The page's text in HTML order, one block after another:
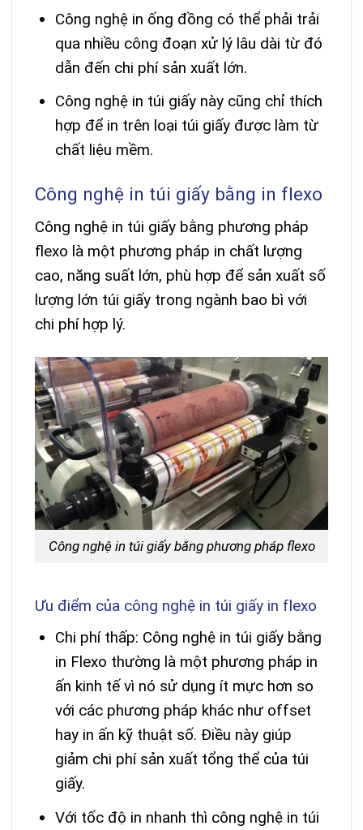
Công nghệ in ống đồng có thể phải trải
qua nhiều công đoạn xử lý lâu dài từ đó
dẫn đến chi phí sản xuất lớn.
Công nghệ in túi giấy này cũng chỉ thích
hợp để in trên loại túi giấy được làm từ
chất liệu mềm.
Công nghệ in túi giấy bằng in flexo
Công nghệ in túi giấy bằng phương pháp
flexo là một phương pháp in chất lượng
cao, năng suất lớn, phù hợp để sản xuất số
lượng lớn túi giấy trong ngành bao bì với
chi phí hợp lý.
Công nghệ in túi giấy bằng phương pháp flexo
Ưu điểm của công nghệ in túi giấy in flexo
Chi phí thấp: Công nghệ in túi giấy bằng
in Flexo thường là một phương pháp in
ấn kinh tế vì nó sử dụng ít mực hơn so
với các phương pháp khác như offset
hay in ấn kỹ thuật số. Điều này giúp
giảm chi phí sản xuất tổng thể của túi
giấy.
Với tốc độ in nhanh thì công nghệ in túi